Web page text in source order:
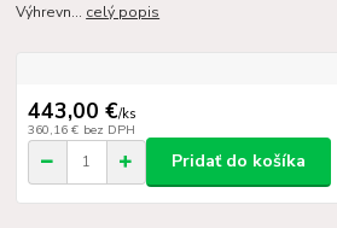
Výhrevn... celý popis
443,00 €/ks
360,16 € bez DPH
Pridať do košíka